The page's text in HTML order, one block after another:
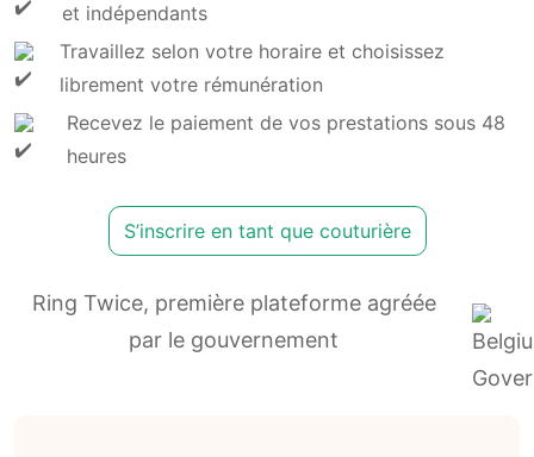
et indépendants
Travaillez selon votre horaire et choisissez
librement votre rémunération
Recevez le paiement de vos prestations sous 48
heures
S’inscrire en tant que couturière
Ring Twice, première plateforme agréée
par le gouvernement